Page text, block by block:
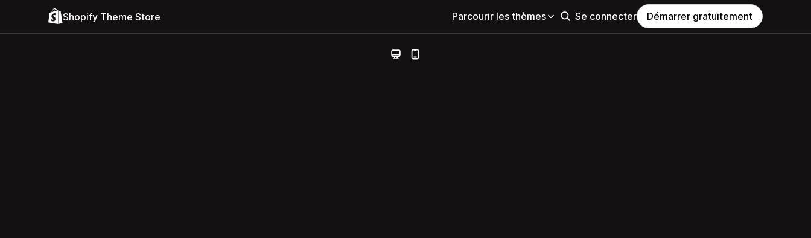
Shopify Theme Store Parcourir les thèmes Se connecter Démarrer gratuitement